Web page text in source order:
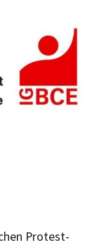
Protest-